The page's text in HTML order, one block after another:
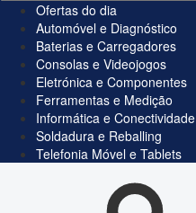
Ofertas do dia
Automóvel e Diagnóstico
Baterias e Carregadores
Consolas e Videojogos
Eletrónica e Componentes
Ferramentas e Medição
Informática e Conectividade
Soldadura e Reballing
Telefonia Móvel e Tablets